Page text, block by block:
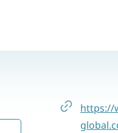
https://